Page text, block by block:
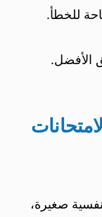
للخطأ.
الأفضل.
صغيرة،